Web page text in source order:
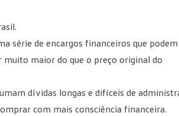
série de encargos financeiros que podem
maior do que o preço original do
dívidas longas e difíceis de
com mais consciência financeira.